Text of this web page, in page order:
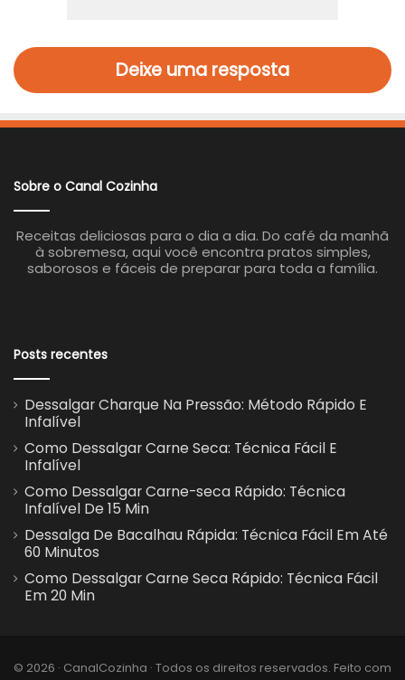
Deixe uma resposta
Sobre o Canal Cozinha
Receitas deliciosas para o dia a dia. Do café da manhã
à sobremesa, aqui você encontra pratos simples,
saborosos e fáceis de preparar para toda a família.
Posts recentes
Dessalgar Charque Na Pressão: Método Rápido E
Infalível
Como Dessalgar Carne Seca: Técnica Fácil E
Infalível
Como Dessalgar Carne-seca Rápido: Técnica
Infalível De 15 Min
Dessalga De Bacalhau Rápida: Técnica Fácil Em Até
60 Minutos
Como Dessalgar Carne Seca Rápido: Técnica Fácil
Em 20 Min
© 2026 · CanalCozinha · Todos os direitos reservados. Feito com